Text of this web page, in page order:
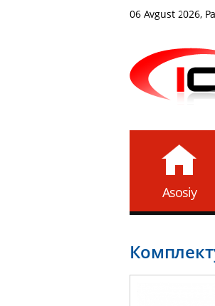
06 Avgust 2026,
Asosiy